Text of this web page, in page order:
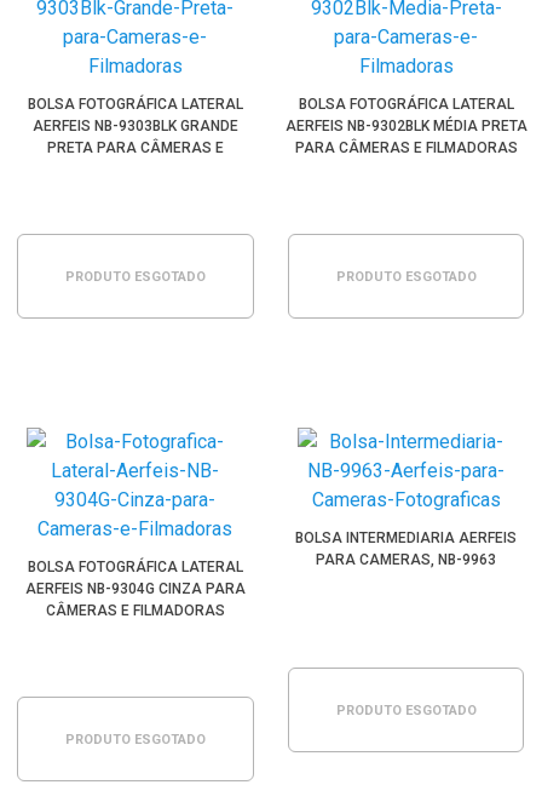
BOLSA FOTOGRÁFICA LATERAL
AERFEIS NB-9303BLK GRANDE
PRETA PARA CÂMERAS E
PRODUTO ESGOTADO
BOLSA FOTOGRÁFICA LATERAL
AERFEIS NB-9302BLK MÉDIA PRETA
PARA CÂMERAS E FILMADORAS
PRODUTO ESGOTADO
BOLSA FOTOGRÁFICA LATERAL
AERFEIS NB-9304G CINZA PARA
CÂMERAS E FILMADORAS
PRODUTO ESGOTADO
BOLSA INTERMEDIARIA AERFEIS
PARA CAMERAS, NB-9963
PRODUTO ESGOTADO